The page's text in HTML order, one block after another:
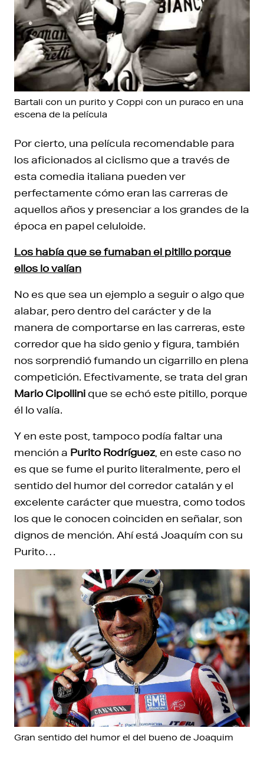
Bartali con un purito y Coppi con un puraco en una
escena de la película
Por cierto, una película recomendable para
los aficionados al ciclismo que a través de
esta comedia italiana pueden ver
perfectamente cómo eran las carreras de
aquellos años y presenciar a los grandes de la
época en papel celuloide.
Los había que se fumaban el pitillo porque
ellos lo valían
No es que sea un ejemplo a seguir o algo que
alabar, pero dentro del carácter y de la
manera de comportarse en las carreras, este
corredor que ha sido genio y figura, también
nos sorprendió fumando un cigarrillo en plena
competición. Efectivamente, se trata del gran
Mario Cipollinique se echó este pitillo, porque
él lo valía.
Y en este post, tampoco podía faltar una
mención a Purito Rodríguez, en este caso no
es que se fume el purito literalmente, pero el
sentido del humor del corredor catalán y el
excelente carácter que muestra, como todos
los que le conocen coinciden en señalar, son
dignos de mención. Ahí está Joaquím con su
Purito…
Gran sentido del humor el del bueno de Joaquim